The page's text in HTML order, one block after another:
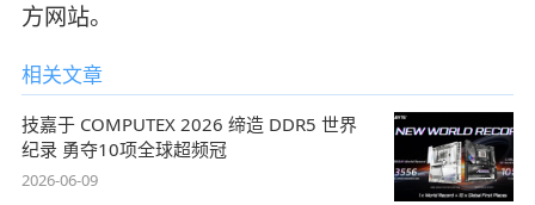
方网站。
相关文章
技嘉于 COMPUTEX 2026 缔造 DDR5 世界
纪录 勇夺10项全球超频冠
2026-06-09